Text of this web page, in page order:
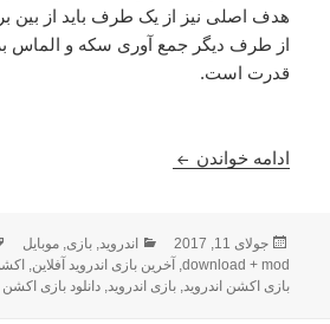
هدف اصلی نیز از یک طرف باید از بین
از طرف دیگر جمع آوری سکه و الماس
قدرت است.
ادامه خواندن دانلود Tiny Armies 3.4.2 – بازی اکشن نبرد ارتش کوچک
ارسال
شده
در
جولای 11, 2017 دسته‌ها
اندروید,بازی,موبایل
download + mod
, آخرین بازی اندروید آفلاین,
بازی اکشن اندروید,بازی اندروید,دانلود بازی اکشن